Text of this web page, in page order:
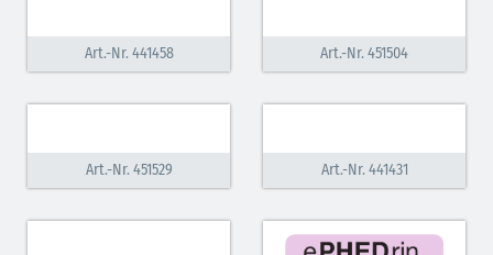
Art.-Nr. 441458 Art.-Nr. 451504
Art.-Nr. 451529 Art.-Nr. 441431